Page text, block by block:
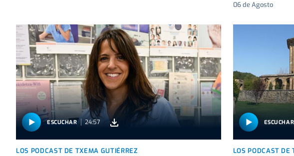
06 de Agosto
ESCUCHAR 24:57
LOS PODCAST DE TXEMA GUTIÉRREZ
ESCUCHAR
LOS PODCAST DE